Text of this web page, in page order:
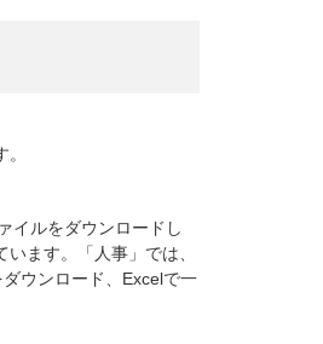
イルをダウンロードし
ます。「人事」では、
ウンロード、Excelで一